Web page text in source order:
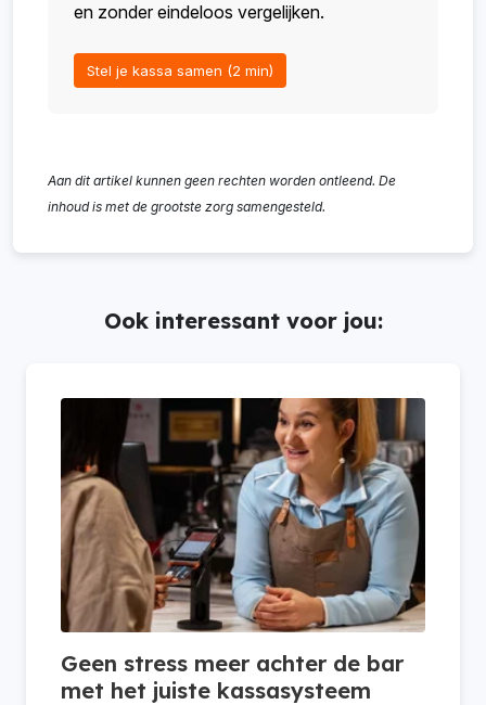
en zonder eindeloos vergelijken.
Stel je kassa samen (2 min)
Aan dit artikel kunnen geen rechten worden ontleend. De
inhoud is met de grootste zorg samengesteld.
Ook interessant voor jou:
Geen stress meer achter de bar
met het juiste kassasysteem